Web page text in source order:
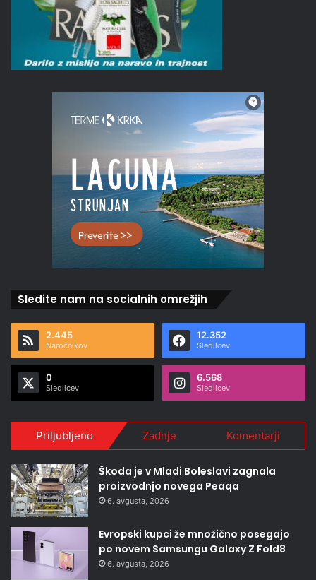
Sledite nam na socialnih omrežjih
2.445
Naročnikov
12.352
Sledilcev
0
Sledilcev
6.568
Sledilcev
Priljubljeno Zadnje Komentarji
Škoda je v Mladi Boleslavi zagnala
proizvodnjo novega Peaqa
6. avgusta, 2026
Evropski kupci že množično posegajo
po novem Samsungu Galaxy Z Fold8
6. avgusta, 2026